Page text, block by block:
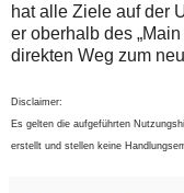
hat alle Ziele auf der
er oberhalb des
direkten Weg zum
Disclaimer:
Es gelten die aufgeführten
erstellt und stellen keine